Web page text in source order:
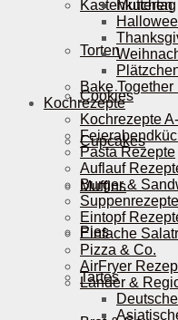
Kastenkuchen
Torten
Cookies
Cupcakes
Muffins
Pies
Tartes
Muttertag
Bake
Kochrezepte
Kochrezepte
Pasta Rezepte
Auflauf
Burger &
Suppenrezepte
Eintopf
Einfache
Pizza & Co.
AirFryer
Länder &